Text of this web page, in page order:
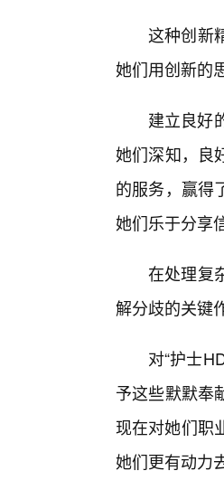
这种创新
她们用创新的
建立良好
她们深知，良
的服务，赢得
她们乐于分享
在处理复
解分歧的关键
对“护士
予这些默默奉
现在对她们职
她们更有动力